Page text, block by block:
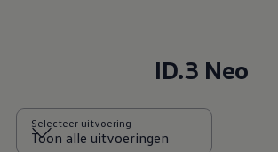
ID.3 Neo
Selecteer uitvoering